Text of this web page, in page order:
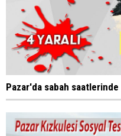
Pazar'da sabah